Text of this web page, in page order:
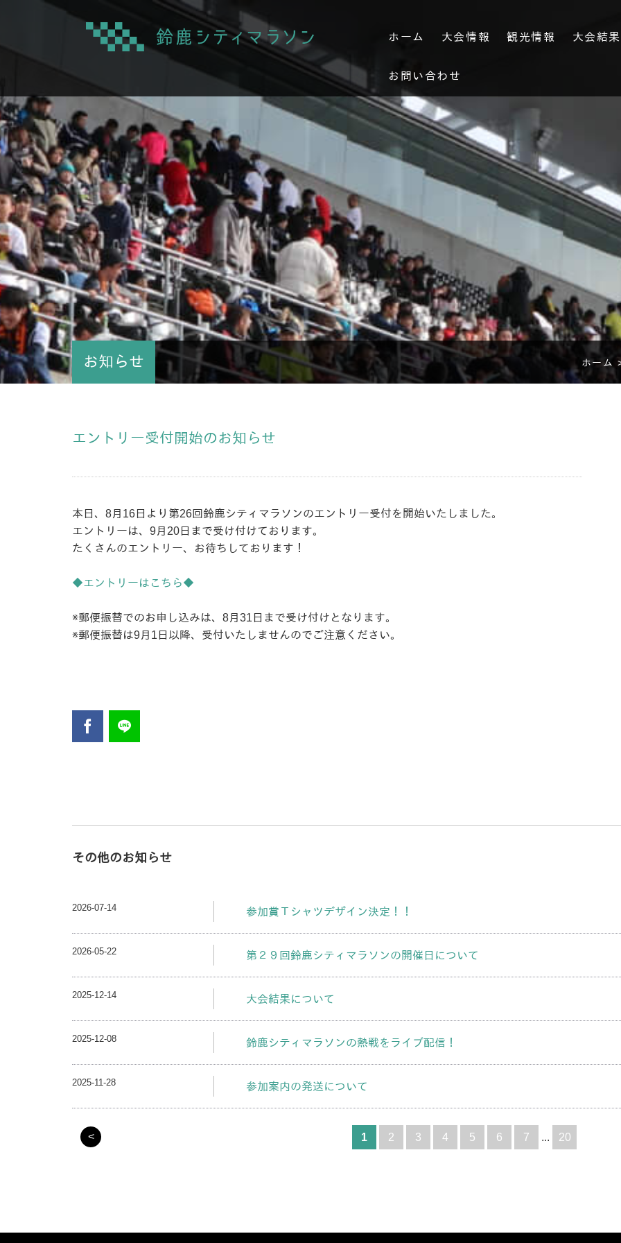
ホーム 大会情報 観光情報 大会結果
お問い合わせ
お知らせ ホーム
エントリー受付開始のお知らせ
本日、8月16日より第26回鈴鹿シティマラソンのエントリー受付を開始いたしました。
エントリーは、9月20日まで受け付けております。
たくさんのエントリー、お待ちしております！
◆エントリーはこちら◆
※郵便振替でのお申し込みは、8月31日まで受け付けとなります。
※郵便振替は9月1日以降、受付いたしませんのでご注意ください。
その他のお知らせ
2026-07-14 参加賞Ｔシャツデザイン決定！！
2026-05-22 第２９回鈴鹿シティマラソンの開催日について
2025-12-14 大会結果について
2025-12-08 鈴鹿シティマラソンの熱戦をライブ配信！
2025-11-28 参加案内の発送について
< 1 2 3 4 5 6 7 ... 20